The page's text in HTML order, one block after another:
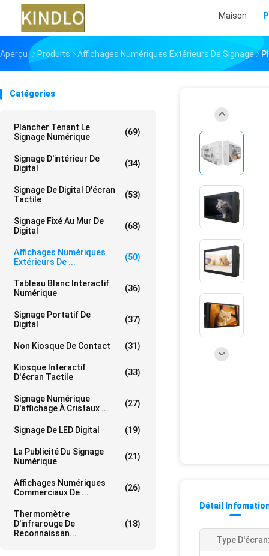
Maison
Aperçu Produits Affichages Numériques Extérieurs De Signage
Catégories
Plancher Tenant Le
Signage Numérique
(69)
Signage D'intérieur De
Digital
(34)
Signage De Digital D'écran
Tactile
(53)
Signage Fixé Au Mur De
Digital
(68)
Affichages Numériques
Extérieurs De ...
(50)
Tableau Blanc Interactif
Numérique
(36)
Signage Portatif De
Digital
(37)
Non Kiosque De Contact (31)
Kiosque Interactif
D'écran Tactile
(33)
Signage Numérique
D'affichage À Cristaux ...
(27)
Signage De LED Digital (19)
La Publicité Du Signage
Numérique
(21)
Affichages Numériques
Commerciaux De ...
(26)
Thermomètre
D'infrarouge De
Reconnaissan...
(18)
Détail
Type